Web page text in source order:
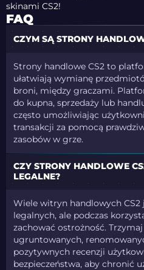
skinami CS2!
FAQ
CZYM SĄ STRONY
Strony handlowe CS2 to
ułatwiają wymianę
broni, między graczami.
do kupna, sprzedaży lub
często umożliwiając
transakcji za pomocą
zasobów w grze.
CZY STRONY HANDLOWE
LEGALNE?
Wiele witryn handlowych CS2
legalnych, ale podczas
zachować ostrożność.
ugruntowanych,
pozytywnych recenzji
bezpieczeństwa, aby chronić